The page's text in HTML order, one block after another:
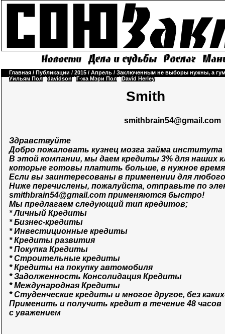
Главная / Публикации / 2015 / Апрель / Заключенным не выборы нужны, а
Уильям Пол/davidson/Г-жа Мэри Пол/David Herley
Smith
smithbrain54@gmail.com
Здравствуйте
Добро пожаловать кузнец мозга займа института
В этой компании, мы даем кредиты 3% для наших
которые готовы платить больше, в нужное время
Если вы заинтересованы в применении для
Ниже перечислены, пожалуйста, отправьте по
smithbrain54@gmail.com применяются быстро!
Мы предлагаем следующий тип кредитов;
* Личный Кредиты
* Бизнес-кредиты
* Инвестиционные кредиты
* Кредиты развития
* Покупка Кредиты
* Строительные кредиты
* Кредиты на покупку автомобиля
* Задолженность Консолидация Кредиты
* Международная Кредиты
* Студенческие кредиты и многое другое, без
Применить и получить кредит в течение 48 часов
с уважением